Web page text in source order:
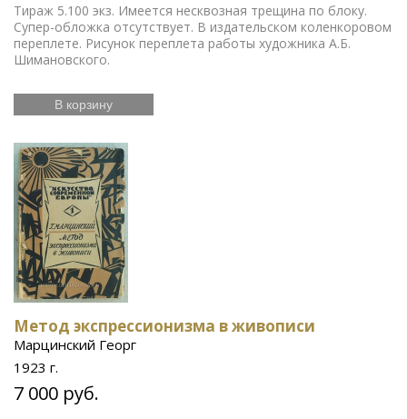
Тираж 5.100 экз. Имеется несквозная трещина по блоку.
Супер-обложка отсутствует. В издательском коленкоровом
переплете. Рисунок переплета работы художника А.Б.
Шимановского.
В корзину
Метод экспрессионизма в живописи
Марцинский Георг
1923 г.
7 000 руб.